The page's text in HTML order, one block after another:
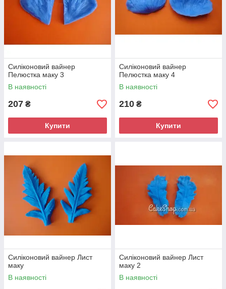
Силіконовий вайнер
Пелюстка маку 3
В наявності
207 ₴
Купити
Силіконовий вайнер
Пелюстка маку 4
В наявності
210 ₴
Купити
Силіконовий вайнер Лист
маку
В наявності
Силіконовий вайнер Лист
маку 2
В наявності